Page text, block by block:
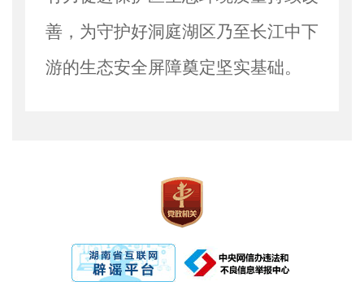
善，为守护好洞庭湖区乃至长江中下
游的生态安全屏障奠定坚实基础。